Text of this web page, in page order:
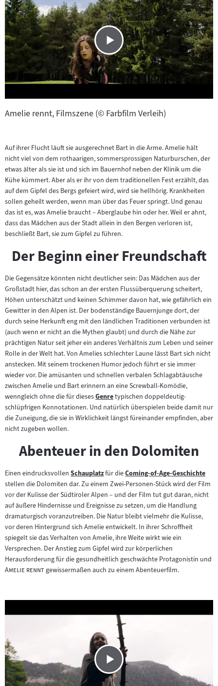
Amelie rennt, Filmszene (© Farbfilm Verleih)
Auf ihrer Flucht läuft sie ausgerechnet Bart in die Arme. Amelie hält
nicht viel von dem rothaarigen, sommersprossigen Naturburschen, der
etwas älter als sie ist und sich im Bauernhof neben der Klinik um die
Kühe kümmert. Aber als er ihr von dem traditionellen Fest erzählt, das
auf dem Gipfel des Bergs gefeiert wird, wird sie hellhörig. Krankheiten
sollen geheilt werden, wenn man über das Feuer springt. Und genau
das ist es, was Amelie braucht – Aberglaube hin oder her. Weil er ahnt,
dass das Mädchen aus der Stadt allein in den Bergen verloren ist,
beschließt Bart, sie zum Gipfel zu führen.
Der Beginn einer Freundschaft
Die Gegensätze könnten nicht deutlicher sein: Das Mädchen aus der
Großstadt hier, das schon an der ersten Flussüberquerung scheitert,
Höhen unterschätzt und keinen Schimmer davon hat, wie gefährlich ein
Gewitter in den Alpen ist. Der bodenständige Bauernjunge dort, der
durch seine Herkunft eng mit den ländlichen Traditionen verbunden ist
(auch wenn er nicht an die Mythen glaubt) und durch die Nähe zur
prächtigen Natur seit jeher ein anderes Verhältnis zum Leben und seiner
Rolle in der Welt hat. Von Amelies schlechter Laune lässt Bart sich nicht
anstecken. Mit seinem trockenen Humor jedoch führt er sie immer
wieder vor. Die amüsanten und schnellen verbalen Schlagabtäusche
zwischen Amelie und Bart erinnern an eine Screwball-Komödie,
wenngleich ohne die für diesesZum
Inhalt:
Genretypischen doppeldeutig-
schlüpfrigen Konnotationen. Und natürlich überspielen beide damit nur
die Zuneigung, die sie in Wirklichkeit längst füreinander empfinden, aber
nicht zugeben wollen.
Abenteuer in den Dolomiten
Einen eindrucksvollen Zum
Inhalt:
Schauplatzfür dieZum
Inhalt:
Coming-of-Age-Geschichte
stellen die Dolomiten dar. Zu einem Zwei-Personen-Stück wird der Film
vor der Kulisse der Südtiroler Alpen – und der Film tut gut daran, nicht
auf äußere Hindernisse und Ereignisse zu setzen, um die Handlung
dramaturgisch voranzutreiben. Die Natur bleibt vielmehr die Kulisse,
vor deren Hintergrund sich Amelie entwickelt. In ihrer Schroffheit
spiegelt sie das Verhalten von Amelie, ihre Weite wirkt wie ein
Versprechen. Der Anstieg zum Gipfel wird zur körperlichen
Herausforderung für die gesundheitlich geschwächte Protagonistin und
Amelie rennt"gewissermaßen auch zu einem Abenteuerfilm.